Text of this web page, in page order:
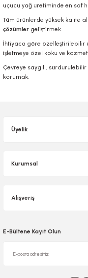
uçucu yağ üretiminde en saf
Tüm ürünlerde yüksek kalite
çözümler geliştirmek.
İhtiyaca göre özelleştirilebilir
işletmeye özel koku ve
Çevreye saygılı,
korumak.
Üyelik
Kurumsal
Alışveriş
E-Bültene Kayıt Olun